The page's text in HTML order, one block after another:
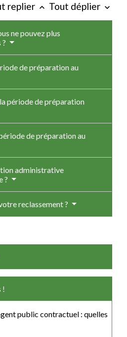
replier keyboard_arrow_up Tout déplier keyboard_arrow_down
ne pouvez plus
de préparation au
période de préparation
de préparation au
administrative
?
reclassement ?
!
public contractuel : quelles